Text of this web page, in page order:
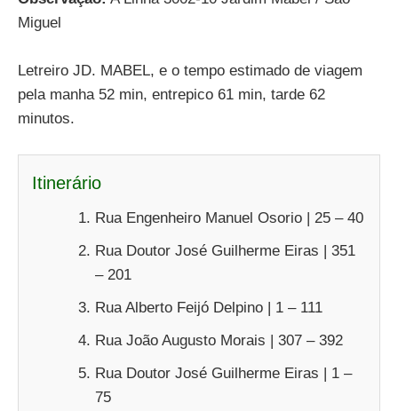
Miguel
Letreiro JD. MABEL, e o tempo estimado de viagem
pela manha 52 min, entrepico 61 min, tarde 62
minutos.
Itinerário
Rua Engenheiro Manuel Osorio | 25 – 40
Rua Doutor José Guilherme Eiras | 351
– 201
Rua Alberto Feijó Delpino | 1 – 111
Rua João Augusto Morais | 307 – 392
Rua Doutor José Guilherme Eiras | 1 –
75